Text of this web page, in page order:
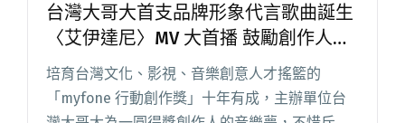
台灣大哥大首支品牌形象代言歌曲誕生
〈艾伊達尼〉MV 大首播 鼓勵創作人勇
敢追夢
培育台灣文化、影視、音樂創意人才搖籃的
「myfone 行動創作獎」十年有成，主辦單位台